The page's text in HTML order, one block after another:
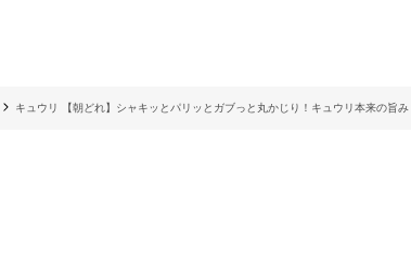
キュウリ 【朝どれ】シャキッとパリッとガブっと丸かじり！キュウリ本来の旨み